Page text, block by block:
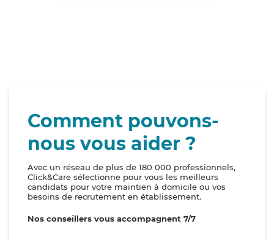
Comment pouvons-
nous vous aider ?
Avec un réseau de plus de 180 000 professionnels,
Click&Care sélectionne pour vous les meilleurs
candidats pour votre maintien à domicile ou vos
besoins de recrutement en établissement.
Nos conseillers vous accompagnent 7/7